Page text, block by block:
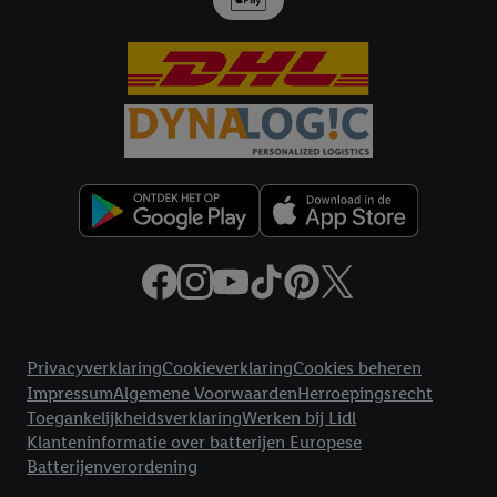
PrivacyverklaringCookieverklaringCookies beheren
ImpressumAlgemene VoorwaardenHerroepingsrecht
ToegankelijkheidsverklaringWerken bij Lidl
Klanteninformatie over batterijen Europese
Batterijenverordening
met eventuele andere identifiers of met identifiers waarover
Onder "Aanpassen" kun je aangeven met welke cookies en
vergelijkbare technieken en met welke verwerkingsdoeleinden
je instemt. Verder kan je er meer informatie vinden over de
gegevensverwerking.
technisch noodzakelijke cookies en vergelijkbare technieken
worden gebruikt.
voor alle bovengenoemde doeleinden. Meer informatie,
inclusief over de opslagperiode van de gegevens en je recht om
website hier.Klikhiervoor meer informatie over de cookies die
wij inzetten.